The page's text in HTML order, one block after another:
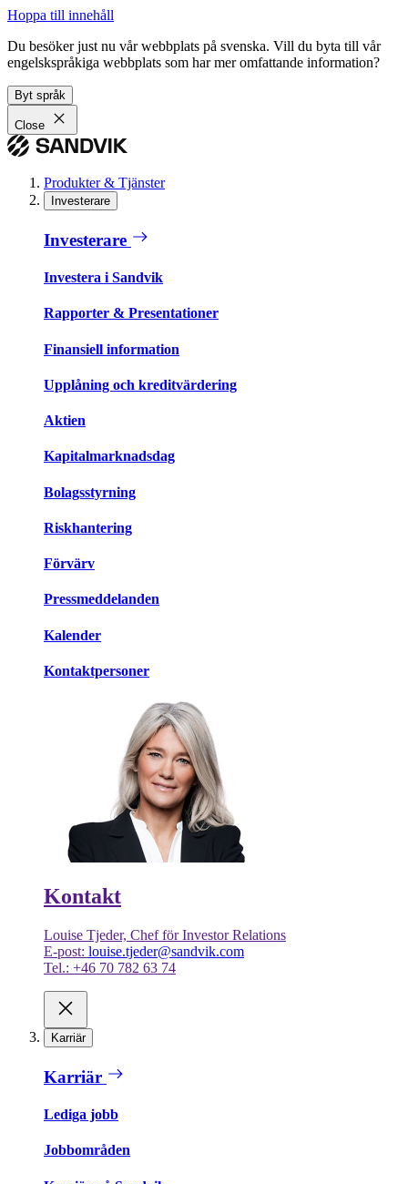
Hoppa till innehåll
Du besöker just nu vår webbplats på svenska. Vill du byta till vår
engelskspråkiga webbplats som har mer omfattande information?
Byt språk
Close
Produkter & Tjänster
Investerare
Investerare
Investera i Sandvik
Rapporter & Presentationer
Finansiell information
Upplåning och kreditvärdering
Aktien
Kapitalmarknadsdag
Bolagsstyrning
Riskhantering
Förvärv
Pressmeddelanden
Kalender
Kontaktpersoner
Kontakt
Louise Tjeder, Chef för Investor Relations
E-post: louise.tjeder@sandvik.com
Tel.: +46 70 782 63 74
Karriär
Karriär
Lediga jobb
Jobbområden